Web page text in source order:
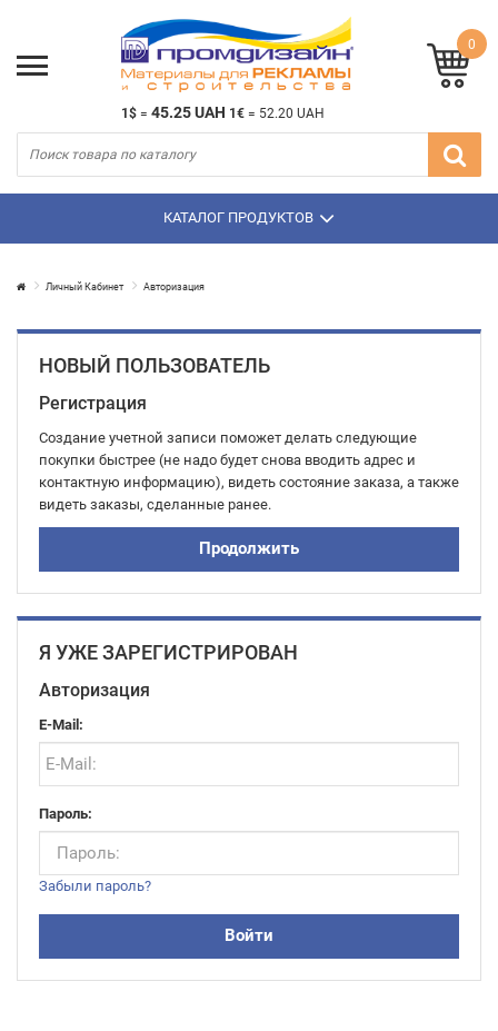
1$ = 45.25 UAH 1€ = 52.20 UAH
0
КАТАЛОГ ПРОДУКТОВ
Личный Кабинет Авторизация
НОВЫЙ ПОЛЬЗОВАТЕЛЬ
Регистрация
Создание учетной записи поможет делать следующие
покупки быстрее (не надо будет снова вводить адрес и
контактную информацию), видеть состояние заказа, а также
видеть заказы, сделанные ранее.
Продолжить
Я УЖЕ ЗАРЕГИСТРИРОВАН
Авторизация
E-Mail:
Пароль:
Забыли пароль?